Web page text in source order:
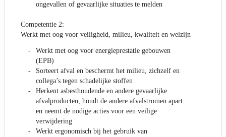
ongevallen of gevaarlijke situaties te melden
Competentie 2:
Werkt met oog voor veiligheid, milieu, kwaliteit en welzijn
Werkt met oog voor energieprestatie gebouwen
(EPB)
Sorteert afval en beschermt het milieu, zichzelf en
collega’s tegen schadelijke stoffen
Herkent asbesthoudende en andere gevaarlijke
afvalproducten, houdt de andere afvalstromen apart
en neemt de nodige acties voor een veilige
verwijdering
Werkt ergonomisch bij het gebruik van